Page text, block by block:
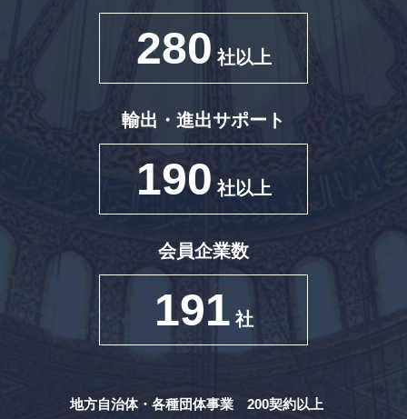
280 社以上
輸出・進出サポート
190 社以上
会員企業数
191 社
地方自治体・各種団体事業 200契約以上